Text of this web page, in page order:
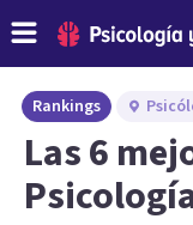
Rankings
Las 6